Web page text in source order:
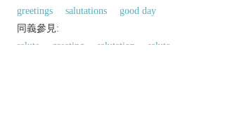
greetings
salutations
good day
同義參見:
salute
greeting salutation
salute